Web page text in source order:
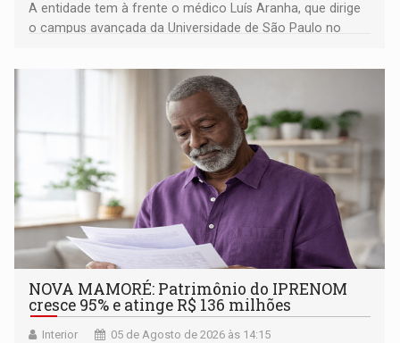
A entidade tem à frente o médico Luís Aranha, que dirige
o campus avançada da Universidade de São Paulo no
NOVA MAMORÉ: Patrimônio do IPRENOM
cresce 95% e atinge R$ 136 milhões
Interior 05 de Agosto de 2026 às 14:15